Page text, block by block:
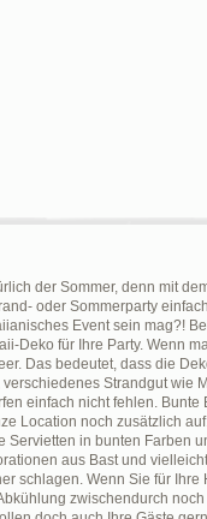
der Sommer, denn mit
oder Sommerparty
Event sein mag?!
Deko für Ihre Party. Wenn
Das bedeutet, dass die
Strandgut wie
einfach nicht fehlen. Bunte
Location noch zusätzlich
in bunten Farben
aus Bast und
schlagen. Wenn Sie für Ihre
zwischendurch